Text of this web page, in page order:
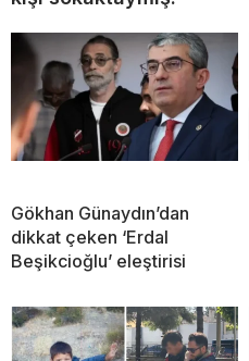
Gökhan Günaydın’dan
dikkat çeken ‘Erdal
Beşikcioğlu’ eleştirisi